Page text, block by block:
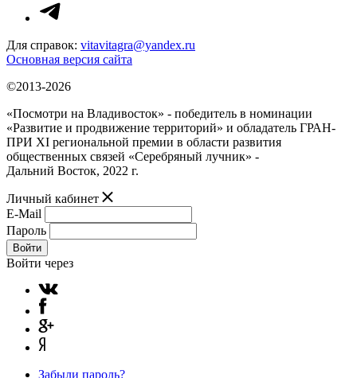
Для справок: vitavitagra@yandex.ru
Основная версия сайта
©2013-2026
«Посмотри на Владивосток» - победитель в номинации
«Развитие и продвижение территорий» и обладатель ГРАН-
ПРИ XI региональной премии в области развития
общественных связей «Серебряный лучник» -
Дальний Восток, 2022 г.
Личный кабинет
E-Mail
Пароль
Войти
Войти через
Забыли пароль?